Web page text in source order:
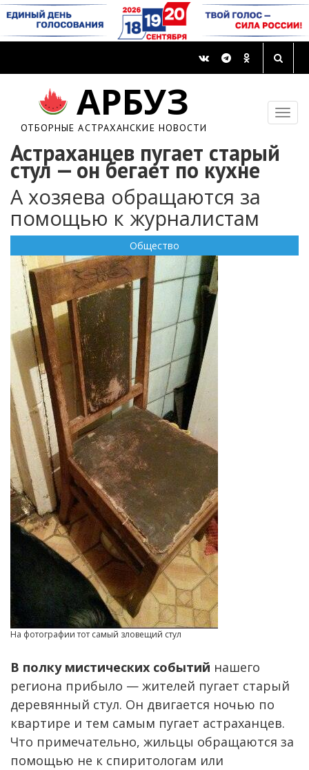
АРБУЗ
ОТБОРНЫЕ АСТРАХАНСКИЕ НОВОСТИ
Астраханцев пугает старый
стул — он бегает по кухне
А хозяева обращаются за
помощью к журналистам
Общество
На фотографии тот самый зловещий стул
В полку мистических событий нашего
региона прибыло — жителей пугает старый
деревянный стул. Он двигается ночью по
квартире и тем самым пугает астраханцев.
Что примечательно, жильцы обращаются за
помощью не к спиритологам или